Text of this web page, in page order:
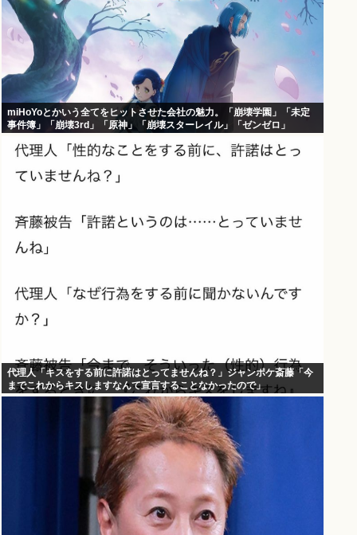
miHoYoとかいう全てをヒットさせた会社の魅力。「崩壊学園」「未定
事件簿」「崩壊3rd」「原神」「崩壊スターレイル」「ゼンゼロ」
代理人「キスをする前に許諾はとってませんね？」ジャンポケ斎藤「今
までこれからキスしますなんて宣言することなかったので」